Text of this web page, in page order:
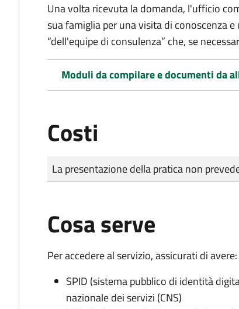
Una volta ricevuta la domanda, l'ufficio
sua famiglia per una visita di conoscenza
“dell'equipe di consulenza” che, se
Moduli da compilare e documenti da
Costi
Tipo di pagamento
Importo
La presentazione della pratica non
Cosa serve
Per accedere al servizio, assicurati di avere:
SPID (sistema pubblico di identità
nazionale dei servizi (CNS)